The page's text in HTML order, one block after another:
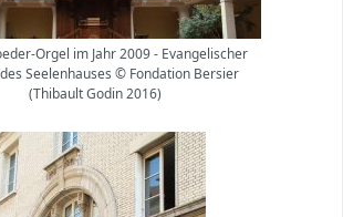
Orgel im Jahr 2009 - Evangelischer
Seelenhauses © Fondation Bersier
(Thibault Godin 2016)